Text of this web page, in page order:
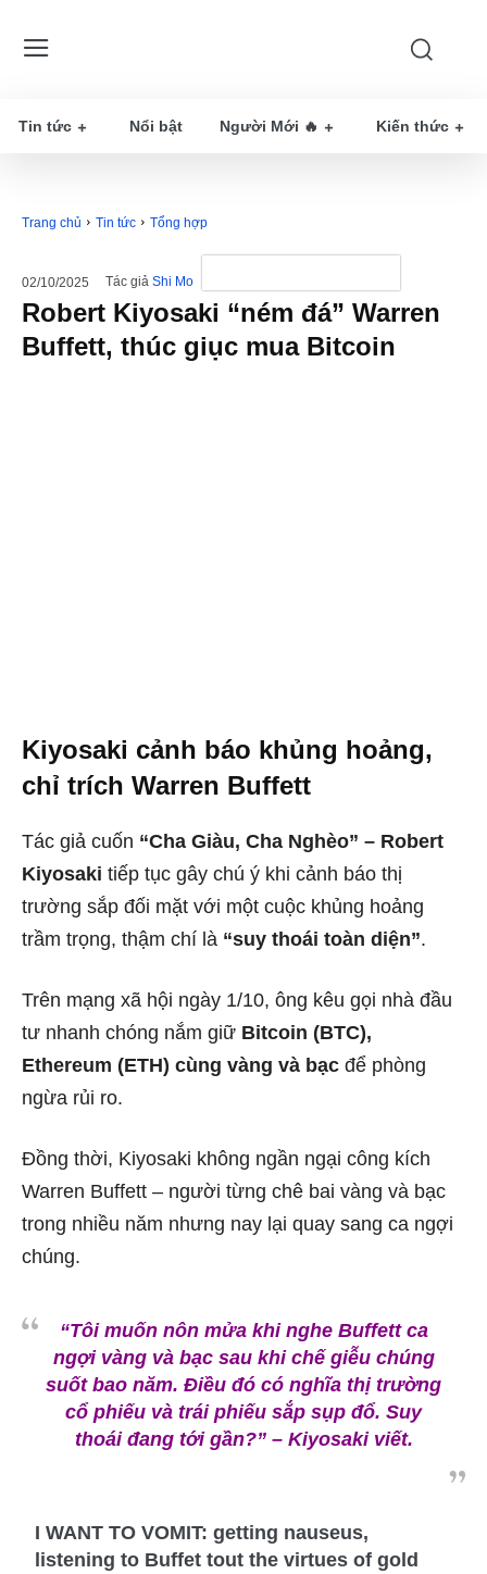
Tin tức Nổi bật Người Mới 🔥 Kiến thức
Trang chủ Tin tức Tổng hợp
02/10/2025 Tác giả Shi Mo
Robert Kiyosaki “ném đá” Warren
Buffett, thúc giục mua Bitcoin
Kiyosaki cảnh báo khủng hoảng,
chỉ trích Warren Buffett
Tác giả cuốn “Cha Giàu, Cha Nghèo” – Robert
Kiyosaki tiếp tục gây chú ý khi cảnh báo thị
trường sắp đối mặt với một cuộc khủng hoảng
trầm trọng, thậm chí là “suy thoái toàn diện”.
Trên mạng xã hội ngày 1/10, ông kêu gọi nhà đầu
tư nhanh chóng nắm giữ Bitcoin (BTC),
Ethereum (ETH) cùng vàng và bạc để phòng
ngừa rủi ro.
Đồng thời, Kiyosaki không ngần ngại công kích
Warren Buffett – người từng chê bai vàng và bạc
trong nhiều năm nhưng nay lại quay sang ca ngợi
chúng.
“Tôi muốn nôn mửa khi nghe Buffett ca
ngợi vàng và bạc sau khi chế giễu chúng
suốt bao năm. Điều đó có nghĩa thị trường
cổ phiếu và trái phiếu sắp sụp đổ. Suy
thoái đang tới gần?”– Kiyosaki viết.
I WANT TO VOMIT: getting nauseus,
listening to Buffet tout the virtues of gold